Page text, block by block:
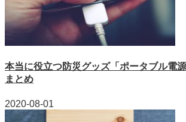
本当に役立つ防災グッズ「ポータブル電
まとめ
2020-08-01